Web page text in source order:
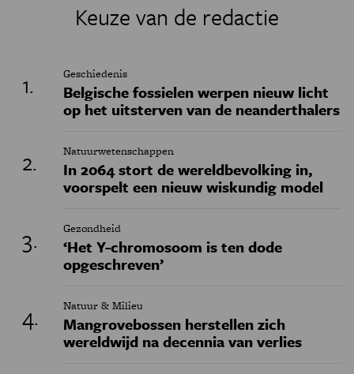
Keuze van de redactie
Geschiedenis
Belgische fossielen werpen nieuw licht
op het uitsterven van de neanderthalers
Natuurwetenschappen
In 2064 stort de wereldbevolking in,
voorspelt een nieuw wiskundig model
Gezondheid
‘Het Y-chromosoom is ten dode
opgeschreven’
Natuur & Milieu
Mangrovebossen herstellen zich
wereldwijd na decennia van verlies